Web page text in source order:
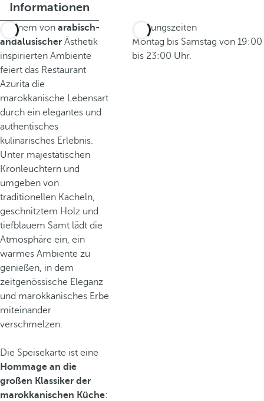
Informationen
In einem von arabisch-
andalusischer Ästhetik
inspirierten Ambiente
feiert das Restaurant
Azurita die
marokkanische Lebensart
durch ein elegantes und
authentisches
kulinarisches Erlebnis.
Unter majestätischen
Kronleuchtern und
umgeben von
traditionellen Kacheln,
geschnitztem Holz und
tiefblauem Samt lädt die
Atmosphäre ein, ein
warmes Ambiente zu
genießen, in dem
zeitgenössische Eleganz
und marokkanisches Erbe
miteinander
verschmelzen.
Die Speisekarte ist eine
Hommage an die
großen Klassiker der
marokkanischen Küche:
Öffnungszeiten
Montag bis Samstag von 19:00
bis 23:00 Uhr.